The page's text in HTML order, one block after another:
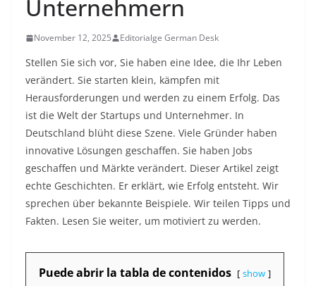
Unternehmern
November 12, 2025 Editorialge German Desk
Stellen Sie sich vor, Sie haben eine Idee, die Ihr Leben
verändert. Sie starten klein, kämpfen mit
Herausforderungen und werden zu einem Erfolg. Das
ist die Welt der Startups und Unternehmer. In
Deutschland blüht diese Szene. Viele Gründer haben
innovative Lösungen geschaffen. Sie haben Jobs
geschaffen und Märkte verändert. Dieser Artikel zeigt
echte Geschichten. Er erklärt, wie Erfolg entsteht. Wir
sprechen über bekannte Beispiele. Wir teilen Tipps und
Fakten. Lesen Sie weiter, um motiviert zu werden.
Puede abrir la tabla de contenidos show